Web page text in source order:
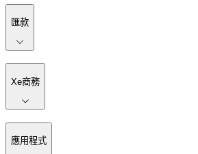
匯款
Xe商務
應用程式